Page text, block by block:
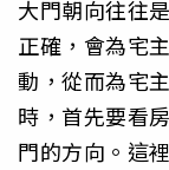
大門朝向往往
正確，會為宅
動，從而為宅
時，首先要
門的方向。這